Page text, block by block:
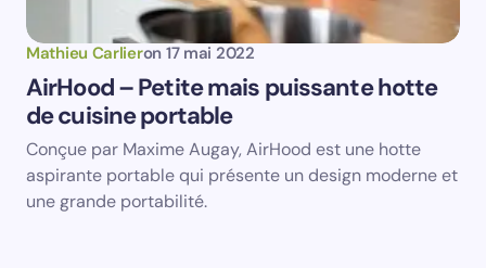
Mathieu Carlieron 17 mai 2022
AirHood – Petite mais puissante hotte
de cuisine portable
Conçue par Maxime Augay, AirHood est une hotte
aspirante portable qui présente un design moderne et
une grande portabilité.